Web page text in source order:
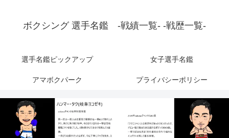
ボクシング 選手名鑑 -戦績一覧- -戦歴一覧-
選手名鑑ピックアップ 女子選手名鑑
アマボクパーク プライバシーポリシー